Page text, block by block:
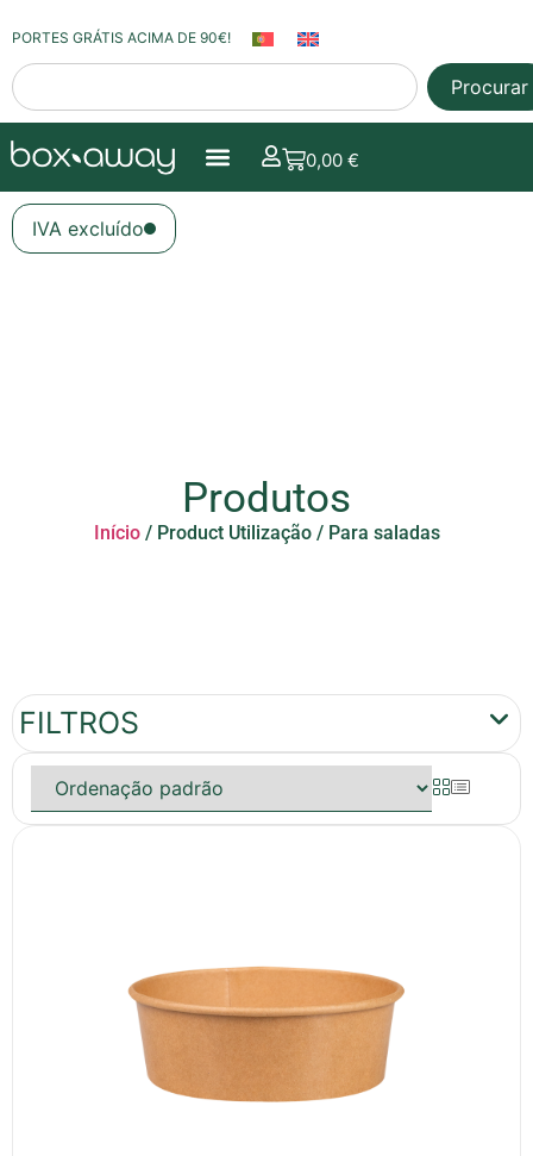
PORTES GRÁTIS ACIMA DE 90€!
Procurar
0,00€
IVA excluído
Produtos
Início/ Product Utilização / Para saladas
FILTROS